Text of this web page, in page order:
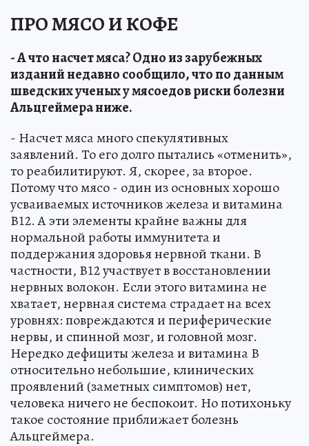
ПРО МЯСО И КОФЕ
- А что насчет мяса? Одно из зарубежных
изданий недавно сообщило, что по данным
шведских ученых у мясоедов риски болезни
Альцгеймера ниже.
- Насчет мяса много спекулятивных
заявлений. То его долго пытались «отменить»,
то реабилитируют. Я, скорее, за второе.
Потому что мясо - один из основных хорошо
усваиваемых источников железа и витамина
В12. А эти элементы крайне важны для
нормальной работы иммунитета и
поддержания здоровья нервной ткани. В
частности, В12 участвует в восстановлении
нервных волокон. Если этого витамина не
хватает, нервная система страдает на всех
уровнях: повреждаются и периферические
нервы, и спинной мозг, и головной мозг.
Нередко дефициты железа и витамина В
относительно небольшие, клинических
проявлений (заметных симптомов) нет,
человека ничего не беспокоит. Но потихоньку
такое состояние приближает болезнь
Альцгеймера.